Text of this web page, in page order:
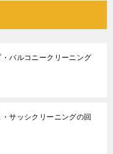
・バルコニークリーニング
・サッシクリーニングの回